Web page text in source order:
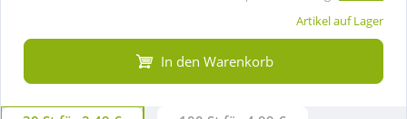
Artikel auf Lager
In den Warenkorb